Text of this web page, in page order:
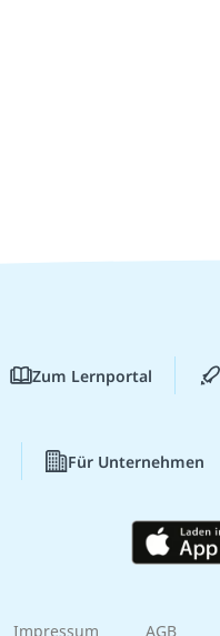
Zum Lernportal
Für Unternehmen
Impressum AGB